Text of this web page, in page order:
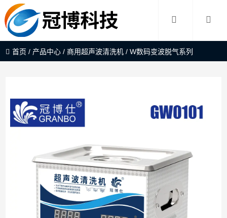
首页 / 产品中心 /商用超声波清洗机 /W数码变波脱气系列